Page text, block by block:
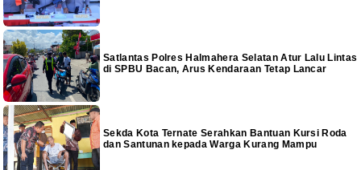
Satlantas Polres Halmahera Selatan Atur Lalu Lintas
di SPBU Bacan, Arus Kendaraan Tetap Lancar
Sekda Kota Ternate Serahkan Bantuan Kursi Roda
dan Santunan kepada Warga Kurang Mampu